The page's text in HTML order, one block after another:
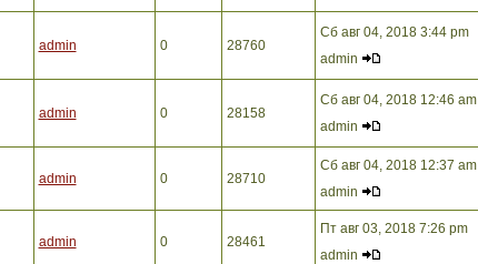
admin 0 28760
Сб авг 04, 2018 3:44 pm
admin
admin 0 28158
Сб авг 04, 2018 12:46 am
admin
admin 0 28710
Сб авг 04, 2018 12:37 am
admin
admin 0 28461
Пт авг 03, 2018 7:26 pm
admin